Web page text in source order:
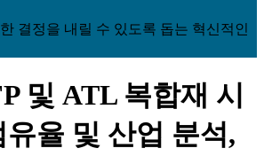
결정을 내릴 수 있도록 돕는 혁신적인
및 ATL 복합재 시
유율 및 산업 분석,